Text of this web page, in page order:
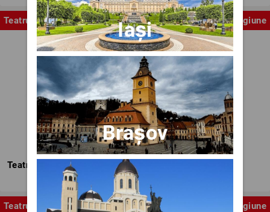
Teatru Stagiune
Teatrul Nottara
Teatru Stagiune
Iași
Brașov